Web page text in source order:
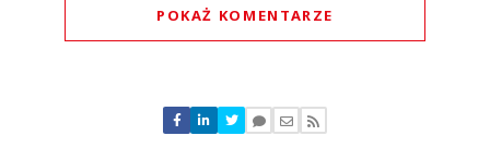
POKAŻ KOMENTARZE
Nie znaleziono komentarzy
Zostaw swoje komentarze